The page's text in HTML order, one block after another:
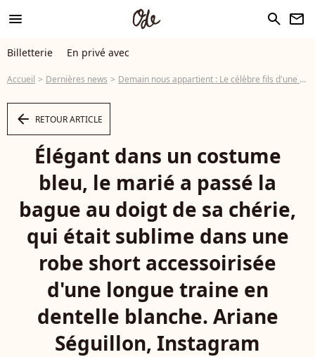
menu search newsletter
Billetterie En privé avec
Accueil Dernières news Demain nous appartient : Le célèbre fils d'une star de la série s'est marié, photos de son union avec une belle mannequin
arrow_left RETOUR ARTICLE
Élégant dans un costume
bleu, le marié a passé la
bague au doigt de sa chérie,
qui était sublime dans une
robe short accessoirisée
d'une longue traine en
dentelle blanche. Ariane
Séguillon, Instagram